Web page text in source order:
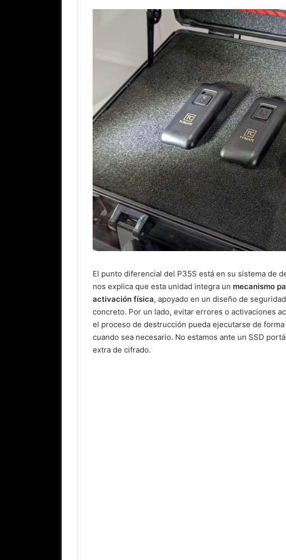
El punto diferencial del P35S está en su sistema de
nos explica que esta unidad integra un mecanismo
activación física, apoyado en un diseño de
concreto. Por un lado, evitar errores o activaciones
el proceso de destrucción pueda ejecutarse de
cuando sea necesario. No estamos ante un SSD
extra de cifrado.